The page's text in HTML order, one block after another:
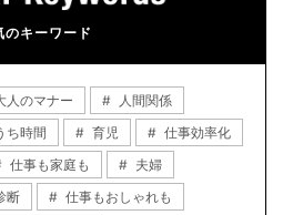
のキーワード
人のマナー
人間関係
ち時間 育児
仕事効率化
仕事も家庭も
夫婦
断
仕事もおしゃれも